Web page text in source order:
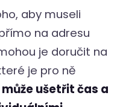
aby museli
na adresu
je doručit na
je pro ně
může ušetřit čas a